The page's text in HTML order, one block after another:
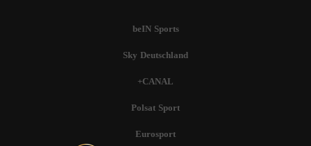
beIN Sports
Sky Deutschland
CANAL+
Polsat Sport
Eurosport